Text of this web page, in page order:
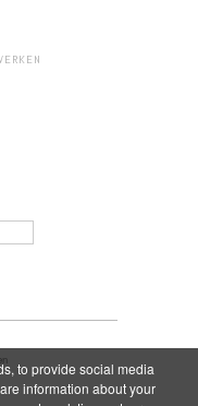
to provide social media
information about your